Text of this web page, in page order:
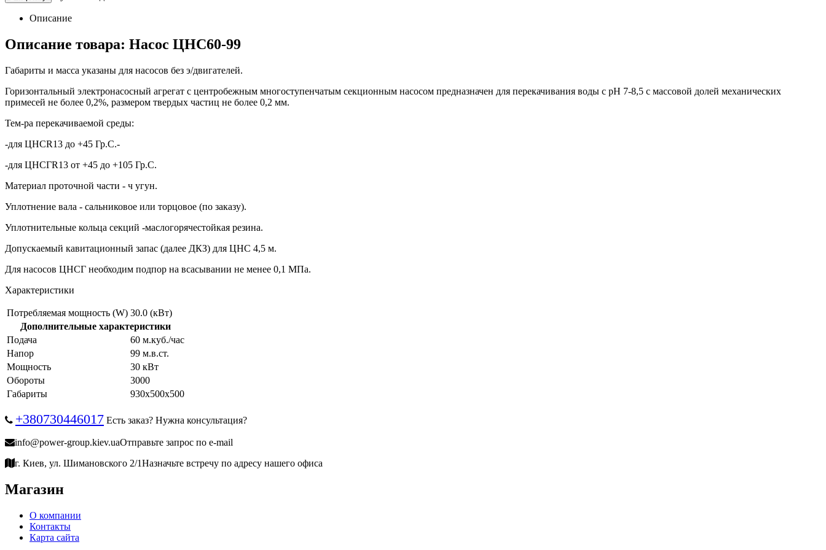
Описание
Описание товара: Насос ЦНС60-99
Габариты и масса указаны для насосов без э/двигателей.
Горизонтальный электронасосный агрегат с центробежным многоступенчатым секционным насосом предназначен для перекачивания воды с рН 7-8,5 с массовой долей механических
примесей не более 0,2%, размером твердых частиц не более 0,2 мм.
Тем-ра перекачиваемой среды:
-для ЦНСR13 до +45 Гр.С.-
-для ЦНСГR13 от +45 до +105 Гр.С.
Материал проточной части - ч угун.
Уплотнение вала - сальниковое или торцовое (по заказу).
Уплотнительные кольца секций -маслогорячестойкая резина.
Допускаемый кавитационный запас (далее ДКЗ) для ЦНС 4,5 м.
Для насосов ЦНСГ необходим подпор на всасывании не менее 0,1 МПа.
Характеристики
Потребляемая мощность (W) 30.0 (кВт)
Дополнительные характеристики
Подача
60 м.куб./час
Напор
99 м.в.ст.
Мощность
30 кВт
Обороты
3000
Габариты
930х500х500
+380730446017 Есть заказ? Нужна консультация?
info@power-group.kiev.uaОтправьте запрос по e-mail
г. Киев, ул. Шимановского 2/1Назначьте встречу по адресу нашего офиса
Магазин
О компании
Контакты
Карта сайта